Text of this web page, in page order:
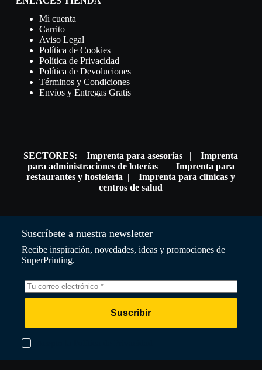
Mi cuenta
Carrito
Aviso Legal
Política de Cookies
Política de Privacidad
Política de Devoluciones
Términos y Condiciones
Envíos y Entregas Gratis
SECTORES: Imprenta para asesorías |Imprenta
para administraciones de loterías| Imprenta para
restaurantes y hostelería |Imprenta para clínicas y
centros de salud
Suscríbete a nuestra newsletter
Recibe inspiración, novedades, ideas y promociones de
SuperPrinting.
Suscribir